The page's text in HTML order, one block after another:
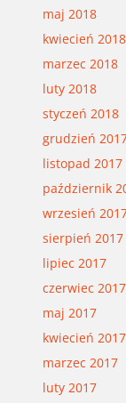
maj 2018
kwiecień 2018
marzec 2018
luty 2018
styczeń 2018
grudzień
listopad 2017
październik
wrzesień
sierpień 2017
lipiec 2017
czerwiec 2017
maj 2017
kwiecień 2017
marzec 2017
luty 2017